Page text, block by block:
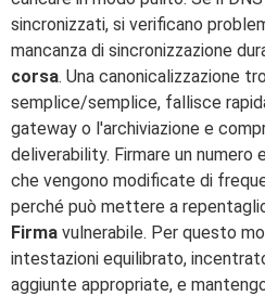
sincronizzati, si verificano
mancanza di sincronizzazione
corsa. Una canonicalizzazione
semplice/semplice, fallisce
gateway o l'archiviazione e
deliverability. Firmare un
che vengono modificate di
perché può mettere a
Firma vulnerabile. Per questo
intestazioni equilibrato,
aggiunte appropriate, e